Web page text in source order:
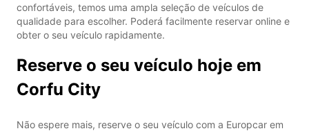
confortáveis, temos uma ampla seleção de veículos de
qualidade para escolher. Poderá facilmente reservar online e
obter o seu veículo rapidamente.
Reserve o seu veículo hoje em
Corfu City
Não espere mais, reserve o seu veículo com a Europcar em